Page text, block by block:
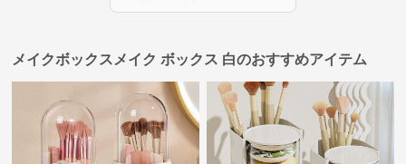
メイクボックスメイク ボックス 白のおすすめアイテム